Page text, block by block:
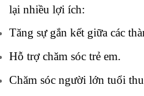
lại nhiều lợi ích:
Tăng sự gắn kết giữa các
Hỗ trợ chăm sóc trẻ em.
Chăm sóc người lớn tuổi